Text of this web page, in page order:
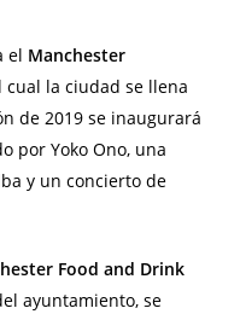
el Manchester
la ciudad se llena
de 2019 se inaugurará
por Yoko Ono, una
y un concierto de
Food and Drink
ayuntamiento, se